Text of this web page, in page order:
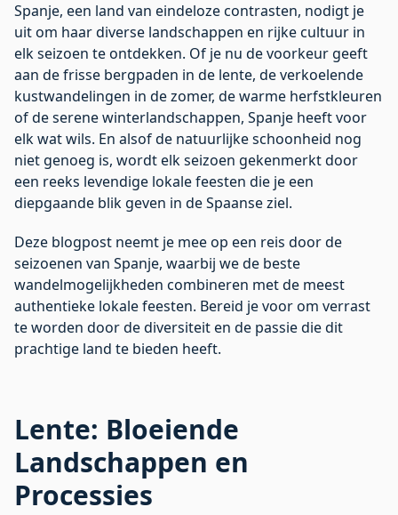
Spanje, een land van eindeloze contrasten, nodigt je
uit om haar diverse landschappen en rijke cultuur in
elk seizoen te ontdekken. Of je nu de voorkeur geeft
aan de frisse bergpaden in de lente, de verkoelende
kustwandelingen in de zomer, de warme herfstkleuren
of de serene winterlandschappen, Spanje heeft voor
elk wat wils. En alsof de natuurlijke schoonheid nog
niet genoeg is, wordt elk seizoen gekenmerkt door
een reeks levendige lokale feesten die je een
diepgaande blik geven in de Spaanse ziel.
Deze blogpost neemt je mee op een reis door de
seizoenen van Spanje, waarbij we de beste
wandelmogelijkheden combineren met de meest
authentieke lokale feesten. Bereid je voor om verrast
te worden door de diversiteit en de passie die dit
prachtige land te bieden heeft.
Lente: Bloeiende
Landschappen en
Processies